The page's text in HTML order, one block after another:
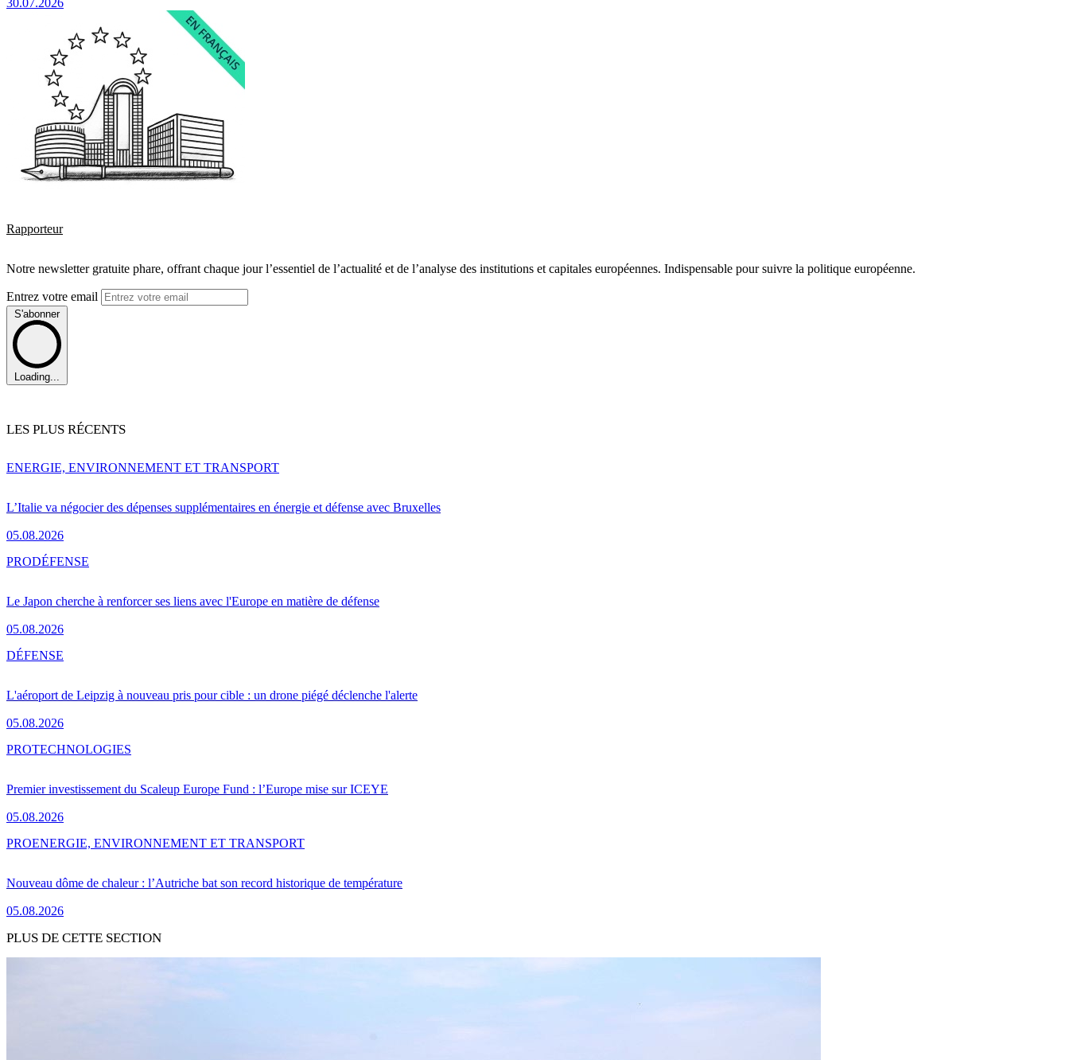
Rapporteur
Notre newsletter gratuite phare, offrant chaque jour l’essentiel de l’actualité et de l’analyse des institutions et capitales européennes. Indispensable pour suivre la politique européenne.
Entrez votre email
S'abonner
Loading...
LES PLUS RÉCENTS
L’Italie va négocier des dépenses supplémentaires en énergie et défense avec Bruxelles
05.08.2026
ENERGIE, ENVIRONNEMENT ET TRANSPORT
Le Japon cherche à renforcer ses liens avec l'Europe en matière de défense
05.08.2026
PRODÉFENSE
L'aéroport de Leipzig à nouveau pris pour cible : un drone piégé déclenche l'alerte
05.08.2026
DÉFENSE
Premier investissement du Scaleup Europe Fund : l’Europe mise sur ICEYE
05.08.2026
PROTECHNOLOGIES
Nouveau dôme de chaleur : l’Autriche bat son record historique de température
05.08.2026
PROENERGIE, ENVIRONNEMENT ET TRANSPORT
PLUS DE CETTE SECTION